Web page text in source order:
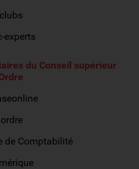
experts
du Conseil supérieur
de Comptabilité